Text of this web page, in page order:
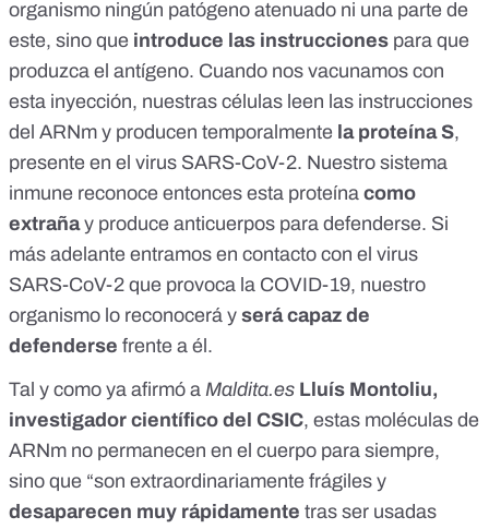
organismo ningún patógeno atenuado ni una parte de
este, sino que introduce las instrucciones para que
produzca el antígeno. Cuando nos vacunamos con
esta inyección, nuestras células leen las instrucciones
del ARNm y producen temporalmente la proteína S,
presente en el virus SARS-CoV-2. Nuestro sistema
inmune reconoce entonces esta proteína como
extrañay produce anticuerpos para defenderse. Si
más adelante entramos en contacto con el virus
SARS-CoV-2 que provoca la COVID-19, nuestro
organismo lo reconocerá y será capaz de
defenderse frente a él.
Tal y como ya afirmó a Maldita.es Lluís Montoliu,
investigador científico del CSIC, estas moléculas de
ARNm no permanecen en el cuerpo para siempre,
sino que “son extraordinariamente frágiles y
desaparecen muy rápidamente tras ser usadas